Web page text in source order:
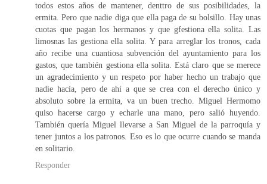
todos estos años de mantener, denttro de sus posibilidades, la
ermita. Pero que nadie diga que ella paga de su bolsillo. Hay unas
cuotas que pagan los hermanos y que gfestiona ella solita. Las
limosnas las gestiona ella solita. Y para arreglar los tronos, cada
año recibe una cuantiosa subvención del ayuntamiento para los
gastos, que también gestiona ella solita. Está claro que se merece
un agradecimiento y un respeto por haber hecho un trabajo que
nadie hacía, pero de ahí a que se crea con el derecho único y
absoluto sobre la ermita, va un buen trecho. Miguel Hermomo
quiso hacerse cargo y echarle una mano, pero salió huyendo.
También quería Miguel llevarse a San Miguel de la parroquía y
tener juntos a los patronos. Eso es lo que ocurre cuando se manda
en solitario.
Responder